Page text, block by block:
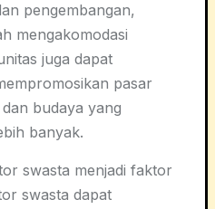
pengembangan,
mengakomodasi
juga dapat
pasar
budaya yang
banyak.
swasta menjadi faktor
swasta dapat